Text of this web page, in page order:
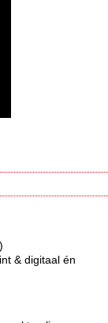
& digitaal én